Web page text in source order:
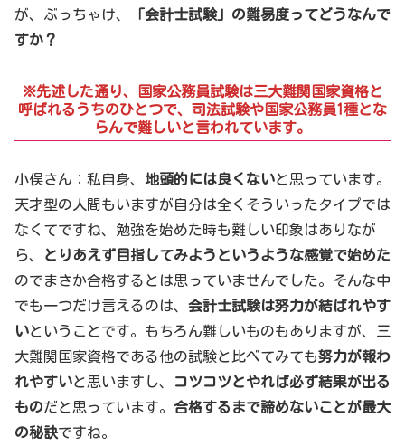
が、ぶっちゃけ、
「会計士試験」の難易度ってどうなんで
すか？
※先述した通り、国家公務員試験は三大難関国家資格と
呼ばれるうちのひとつで、司法試験や国家公務員1種とな
らんで難しいと言われています。
小俣さん：私自身、 地頭的には良くないと思っています。
天才型の人間もいますが自分は全くそういったタイプでは
なくてですね、勉強を始めた時も難しい印象はありなが
ら、
とりあえず目指してみようというような感覚で始めた
のでまさか合格するとは思っていませんでした。そんな中
でも一つだけ言えるのは、 会計士試験は努力が結ばれやす
いということです。もちろん難しいものもありますが、三
大難関国家資格である他の試験と比べてみても努力が報わ
れやすいと思いますし、
コツコツとやれば必ず結果が出る
ものだと思っています。 合格するまで諦めないことが最大
の秘訣ですね。